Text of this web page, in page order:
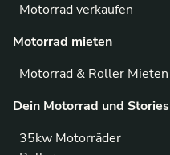
Motorrad verkaufen
Motorrad mieten
Motorrad & Roller Mieten
Dein Motorrad und Stories
35kw Motorräder